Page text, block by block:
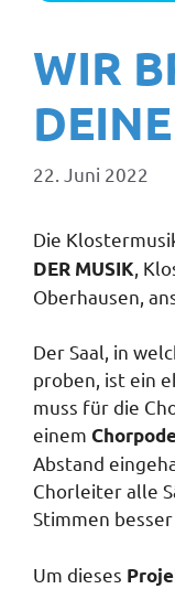
WIR
22. Juni 2022
Die
DER MUSIK ,
Oberhausen,
Der Saal, in
proben, ist ein
muss für die
einem
Abstand
Chorleiter alle
Stimmen
Um dieses